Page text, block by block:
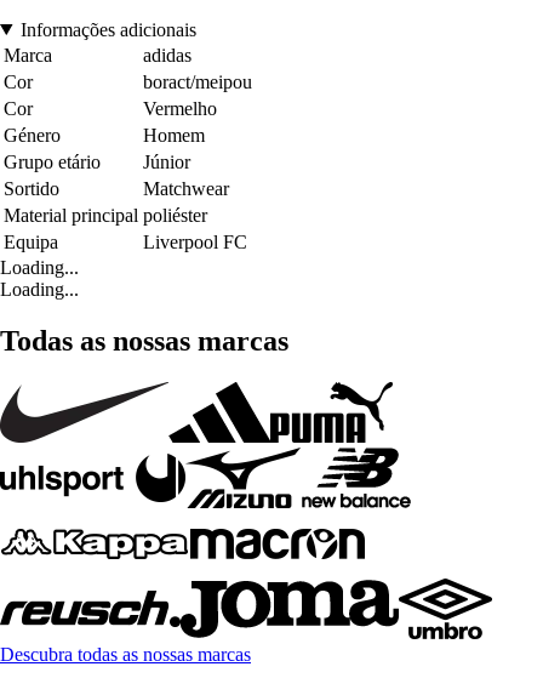
Informações adicionais
Marca
adidas
Cor
boract/meipou
Cor
Vermelho
Género
Homem
Grupo etário
Júnior
Sortido
Matchwear
Material principal poliéster
Equipa
Liverpool FC
Loading...
Loading...
Todas as nossas marcas
Descubra todas as nossas marcas